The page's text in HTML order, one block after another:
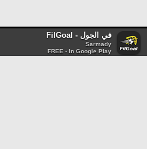
في الجول - FilGoal
Sarmady
FREE - In Google Play